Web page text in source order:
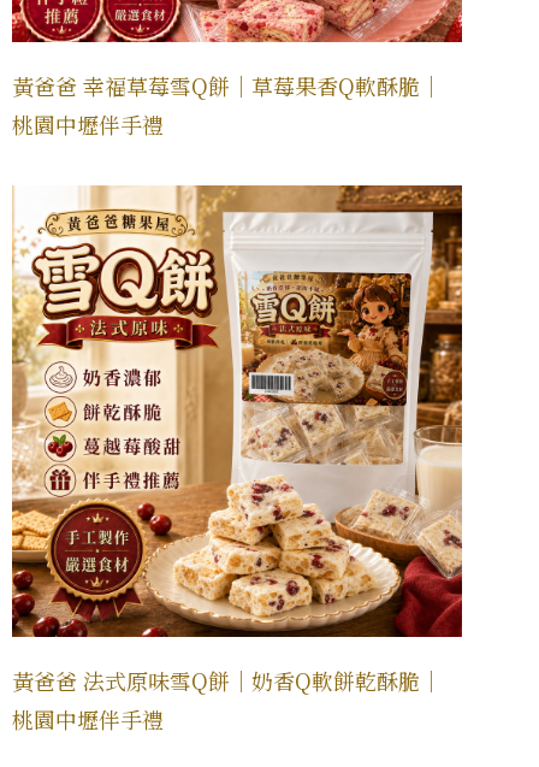
黃爸爸 幸福草莓雪Q餅｜草莓果香Q軟酥脆｜
桃園中壢伴手禮
黃爸爸 法式原味雪Q餅｜奶香Q軟餅乾酥脆｜
桃園中壢伴手禮